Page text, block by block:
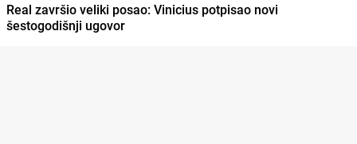
Real završio veliki posao: Vinicius potpisao novi
šestogodišnji ugovor